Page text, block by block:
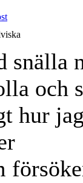
snälla
och
hur